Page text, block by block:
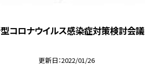
コロナウイルス感染症対策検討会議
更新日 2022/01/26